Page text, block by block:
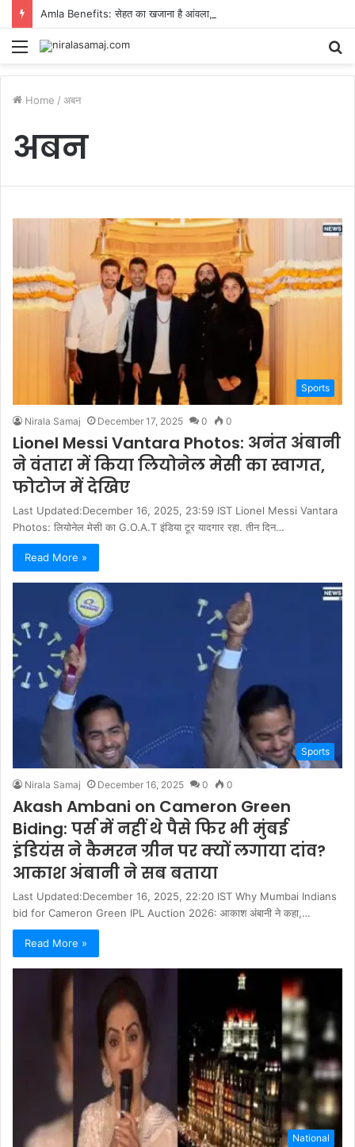
Menu
Home / अबन
अबन
Sports
Nirala Samaj December 17, 2025 0 0
Lionel Messi Vantara Photos: अनंत अंबानी
ने वंतारा में किया लियोनेल मेसी का स्वागत,
फोटोज में देखिए
Last Updated:December 16, 2025, 23:59 IST Lionel Messi Vantara
Photos: लियोनेल मेसी का G.O.A.T इंडिया टूर यादगार रहा. तीन दिन…
Read More »
Sports
Nirala Samaj December 16, 2025 0 0
Akash Ambani on Cameron Green
Biding: पर्स में नहीं थे पैसे फिर भी मुंबई
इंडियंस ने कैमरन ग्रीन पर क्यों लगाया दांव?
आकाश अंबानी ने सब बताया
Last Updated:December 16, 2025, 22:20 IST Why Mumbai Indians
bid for Cameron Green IPL Auction 2026: आकाश अंबानी ने कहा,…
Read More »
National